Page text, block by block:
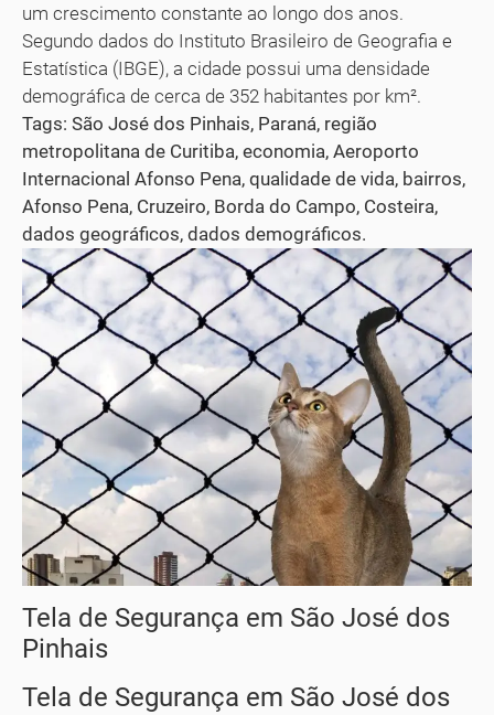
um crescimento constante ao longo dos anos.
Segundo dados do Instituto Brasileiro de Geografia e
Estatística (IBGE), a cidade possui uma densidade
demográfica de cerca de 352 habitantes por km².
Tags: São José dos Pinhais, Paraná, região
metropolitana de Curitiba, economia, Aeroporto
Internacional Afonso Pena, qualidade de vida, bairros,
Afonso Pena, Cruzeiro, Borda do Campo, Costeira,
dados geográficos, dados demográficos.
Tela de Segurança em São José dos
Pinhais
Tela de Segurança em São José dos